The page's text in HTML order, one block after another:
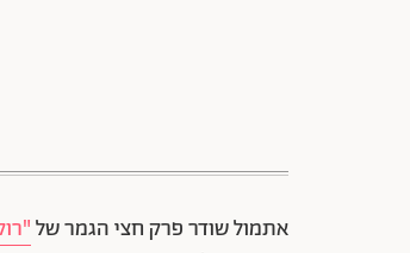
אתמול שודר פרק חצי הגמר של